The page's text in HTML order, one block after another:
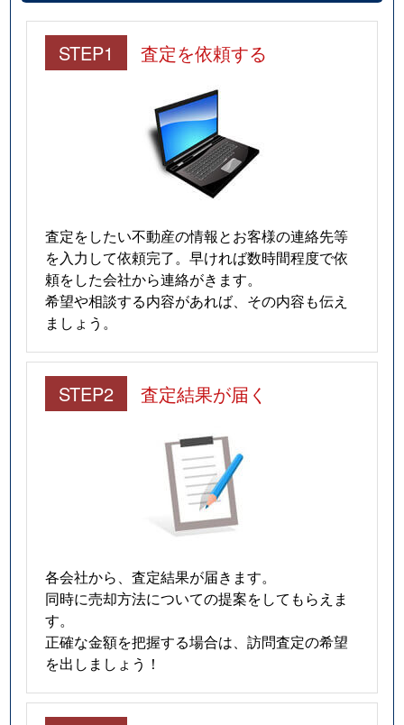
STEP1 査定を依頼する
査定をしたい不動産の情報とお客様の連絡先等
を入力して依頼完了。早ければ数時間程度で依
頼をした会社から連絡がきます。
希望や相談する内容があれば、その内容も伝え
ましょう。
STEP2 査定結果が届く
各会社から、査定結果が届きます。
同時に売却方法についての提案をしてもらえま
す。
正確な金額を把握する場合は、訪問査定の希望
を出しましょう！